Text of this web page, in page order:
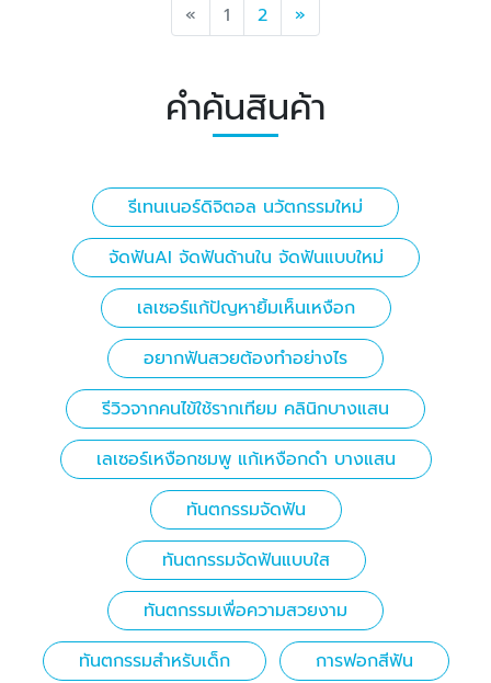
« Previous
1 2 »
คำค้นสินค้า
รีเทนเนอร์ดิจิตอล นวัตกรรมใหม่
จัดฟันAI จัดฟันด้านใน จัดฟันแบบใหม่
เลเซอร์แก้ปัญหายิ้มเห็นเหงือก
อยากฟันสวยต้องทำอย่างไร
รีวิวจากคนไข้ใช้รากเทียม คลินิกบางแสน
เลเซอร์เหงือกชมพู แก้เหงือกดำ บางแสน
ทันตกรรมจัดฟัน
ทันตกรรมจัดฟันแบบใส
ทันตกรรมเพื่อความสวยงาม
ทันตกรรมสำหรับเด็ก
การฟอกสีฟัน